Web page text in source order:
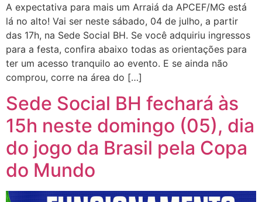
A expectativa para mais um Arraiá da APCEF/MG está
lá no alto! Vai ser neste sábado, 04 de julho, a partir
das 17h, na Sede Social BH. Se você adquiriu ingressos
para a festa, confira abaixo todas as orientações para
ter um acesso tranquilo ao evento. E se ainda não
comprou, corre na área do […]
Sede Social BH fechará às
15h neste domingo (05), dia
do jogo da Brasil pela Copa
do Mundo